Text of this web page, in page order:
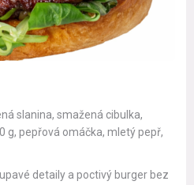
slanina, smažená cibulka,
g, pepřová omáčka, mletý pepř,
detaily a poctivý burger bez